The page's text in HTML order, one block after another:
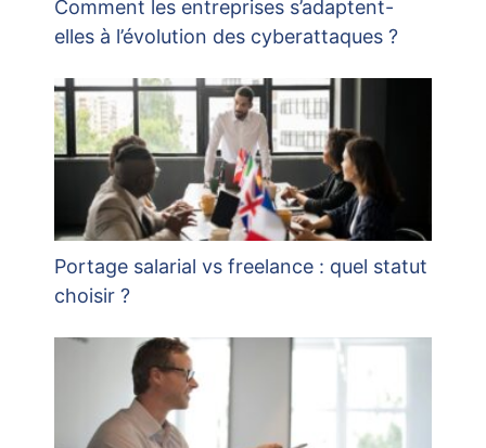
Comment les entreprises s’adaptent-
elles à l’évolution des cyberattaques ?
Portage salarial vs freelance : quel statut
choisir ?